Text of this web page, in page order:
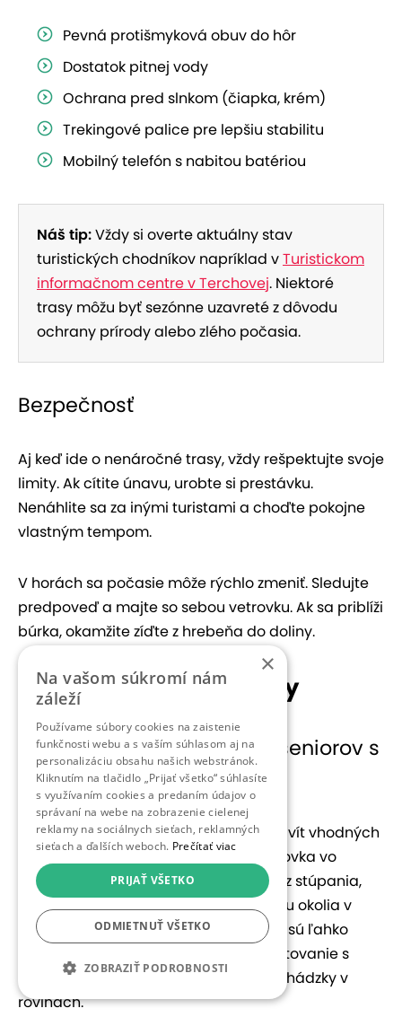
Pevná protišmyková obuv do hôr
Dostatok pitnej vody
Ochrana pred slnkom (čiapka, krém)
Trekingové palice pre lepšiu stabilitu
Mobilný telefón s nabitou batériou
Náš tip:Vždy si overte aktuálny stav
turistických chodníkov napríklad vTuristickom
informačnom centre v Terchovej. Niektoré
trasy môžu byť sezónne uzavreté z dôvodu
ochrany prírody alebo zlého počasia.
Bezpečnosť
Aj keď ide o nenáročné trasy, vždy rešpektujte svoje
limity. Ak cítite únavu, urobte si prestávku.
Nenáhlite sa za inými turistami a choďte pokojne
vlastným tempom.
V horách sa počasie môže rýchlo zmeniť. Sledujte
predpoveď a majte so sebou vetrovku. Ak sa priblíži
búrka, okamžite zíďte z hrebeňa do doliny.
Často kladené otázky
Je Malá Fatra vhodná pre seniorov s
obmedzenou mobilitou?
Áno, Malá Fatra ponúka množstvo aktivít vhodných
aj pre menej mobilných seniorov. Lanovka vo
Vrátnej umožňuje dostať sa do hôr bez stúpania,
Terchovský vláčik poskytuje prehliadku okolia v
sede a kúpele v Rajeckých Tepliciach sú ľahko
dostupné. Odporúčame vybrať si ubytovanie s
výťahom a zamerať sa na krátke prechádzky v
rovinách.
×
Na vašom súkromí nám
záleží
Používame súbory cookies na zaistenie
funkčnosti webu a s vaším súhlasom aj na
personalizáciu obsahu našich webstránok.
Kliknutím na tlačidlo „Prijať všetko“ súhlasíte
s využívaním cookies a predaním údajov o
správaní na webe na zobrazenie cielenej
reklamy na sociálnych sieťach, reklamných
sieťach a ďalších weboch. Prečítať viac
PRIJAŤ VŠETKO
ODMIETNUŤ VŠETKO
ZOBRAZIŤ PODROBNOSTI